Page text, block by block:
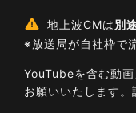
地上波CMは別
※放送局が自社枠で
YouTubeを含む動
お願いいたします。